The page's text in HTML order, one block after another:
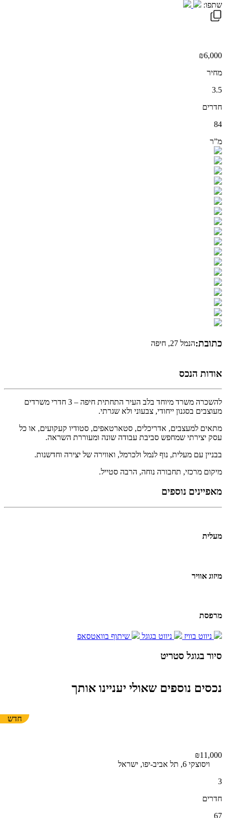
שתפו:
₪6,000
מחיר
3.5
חדרים
84
מ”ר
כתובת:הנמל 27, חיפה
אודות הנכס
להשכרה משרד מיוחד בלב העיר התחתית חיפה – 3 חדרי משרדים
מעוצבים בסגנון ייחודי, צבעוני ולא שגרתי.
מתאים למעצבים, אדריכלים, סטארטאפים, סטודיו קעקועים, או כל
עסק יצירתי שמחפש סביבת עבודה שונה ומעוררת השראה.
בבניין עם מעלית, נוף לנמל ולכרמל, ואווירה של יצירה וחדשנות.
מיקום מרכזי, תחבורה נוחה, הרבה סטייל.
מאפיינים נוספים
מעלית
מיזוג אוויר
מרפסת
ניווט בוויז ניווט בגוגל שיתוף בוואטסאפ
סיור בגוגל סטריט
נכסים נוספים שאולי יעניינו אותך
חדש
₪11,000
ויסוצקי 6, תל אביב-יפו, ישראל
3
חדרים
67